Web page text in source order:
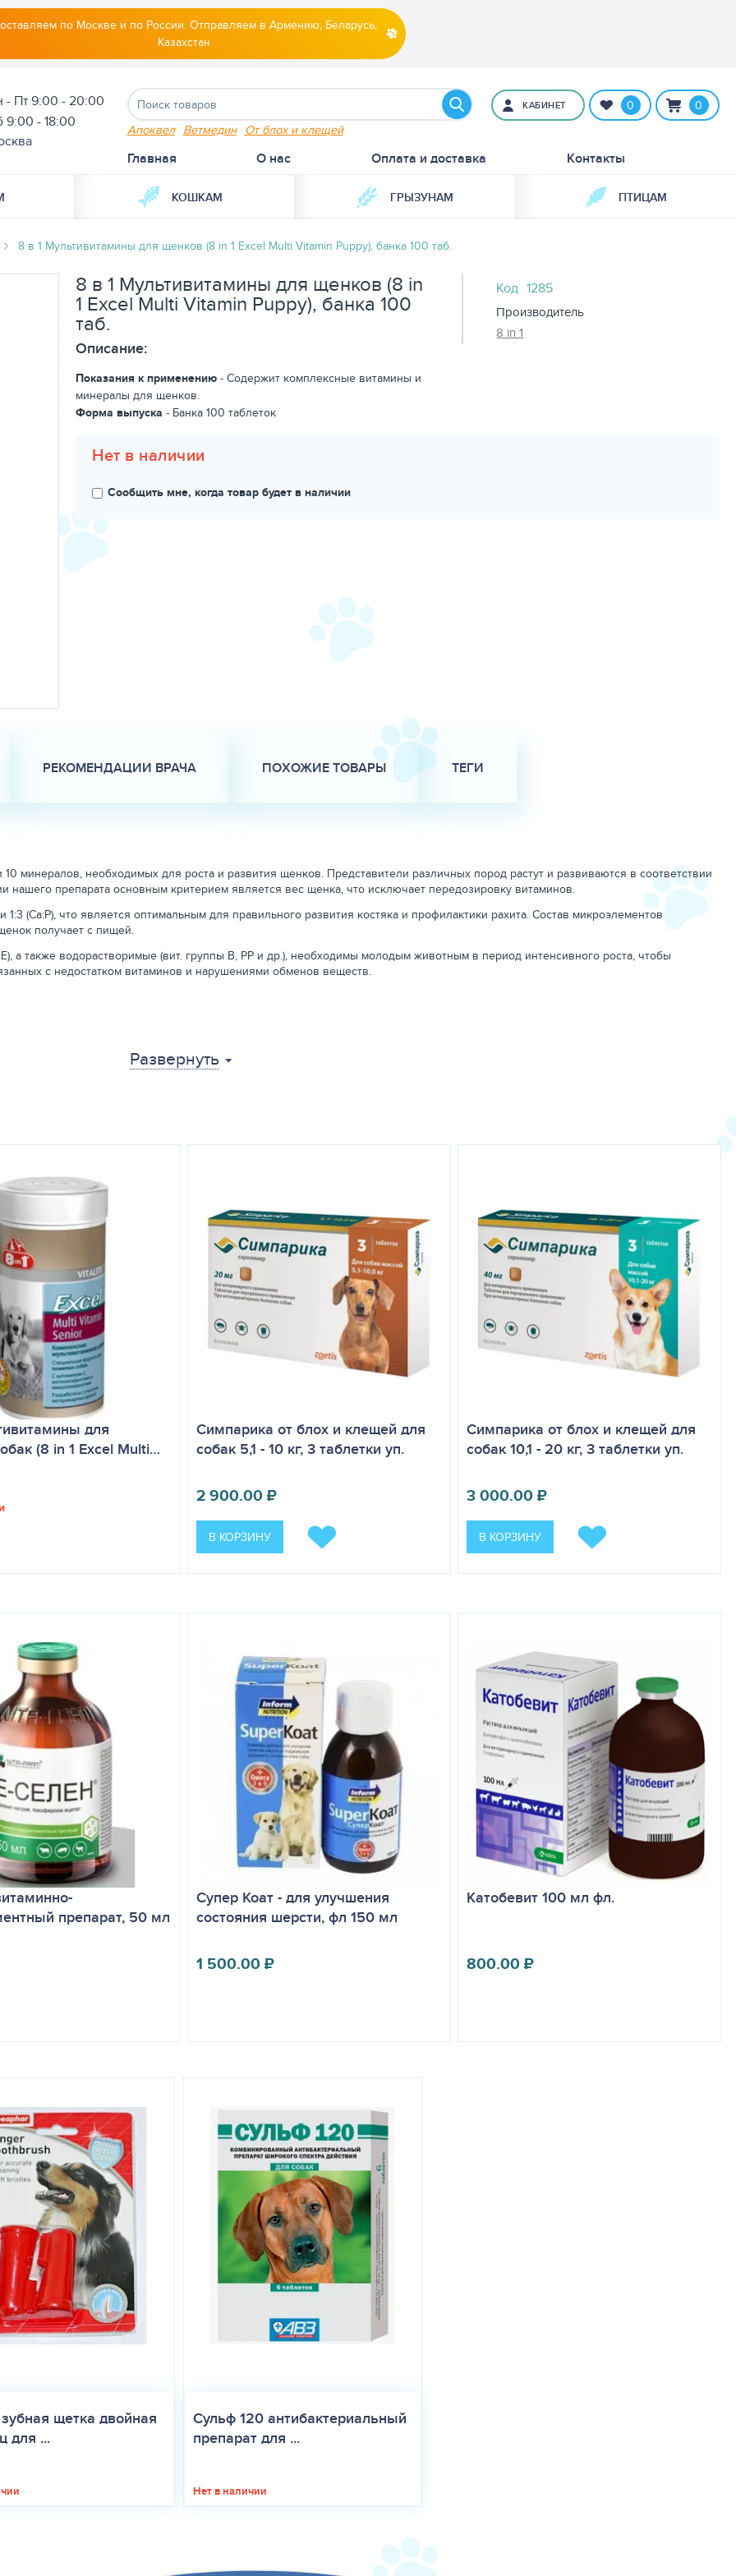
по Москве и по России. Отправляем в Армению, Беларусь,
Казахстан
- Пт 9:00 - 20:00
9:00 - 18:00
Апоквел Ветмедин От блох и клещей
КАБИНЕТ 0 0
Главная О нас Оплата и доставка Контакты
КОШКАМ ГРЫЗУНАМ ПТИЦАМ
8 в 1 Мультивитамины для щенков (8 in 1 Excel Multi Vitamin Puppy), банка 100 таб.
8 в 1 Мультивитамины для щенков (8 in
1 Excel Multi Vitamin Puppy), банка 100
таб.
Описание:
Показания к применению - Содержит комплексные витамины и
минералы для щенков.
Форма выпуска - Банка 100 таблеток
Код 1285
Производитель
8 in 1
Нет в наличии
Сообщить мне, когда товар будет в наличии
РЕКОМЕНДАЦИИ ВРАЧА ПОХОЖИЕ ТОВАРЫ ТЕГИ
минералов, необходимых для роста и развития щенков. Представители различных пород растут и развиваются в соответствии
препарата основным критерием является вес щенка, что исключает передозировку витаминов.
(Ca:Р), что является оптимальным для правильного развития костяка и профилактики рахита. Состав микроэлементов
получает с пищей.
а также водорастворимые (вит. группы В, РР и др.), необходимы молодым животным в период интенсивного роста, чтобы
с недостатком витаминов и нарушениями обменов веществ.
Развернуть
для
(8 in 1 Excel Multi…
Симпарика от блох и клещей для
собак 5,1 - 10 кг, 3 таблетки уп.
2 900.00₽
В КОРЗИНУ
Симпарика от блох и клещей для
собак 10,1 - 20 кг, 3 таблетки уп.
3 000.00₽
В КОРЗИНУ
препарат, 50 мл
Супер Коат - для улучшения
состояния шерсти, фл 150 мл
1 500.00₽
Катобевит 100 мл фл.
800.00₽
щетка двойная
для ...
Сульф 120 антибактериальный
препарат для ...
Нет в наличии